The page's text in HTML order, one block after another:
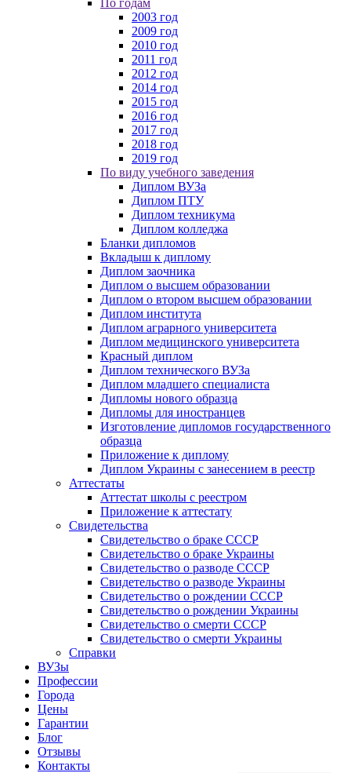
По годам
2003 год
2009 год
2010 год
2011 год
2012 год
2014 год
2015 год
2016 год
2017 год
2018 год
2019 год
По виду учебного заведения
Диплом ВУЗа
Диплом ПТУ
Диплом техникума
Диплом колледжа
Бланки дипломов
Вкладыш к диплому
Диплом заочника
Диплом о высшем образовании
Диплом о втором высшем образовании
Диплом института
Диплом аграрного университета
Диплом медицинского университета
Красный диплом
Диплом технического ВУЗа
Диплом младшего специалиста
Дипломы нового образца
Дипломы для иностранцев
Изготовление дипломов государственного
образца
Приложение к диплому
Диплом Украины с занесением в реестр
Аттестаты
Аттестат школы с реестром
Приложение к аттестату
Свидетельства
Свидетельство о браке СССР
Свидетельство о браке Украины
Свидетельство о разводе СССР
Свидетельство о разводе Украины
Свидетельство о рождении СССР
Свидетельство о рождении Украины
Свидетельство о смерти СССР
Свидетельство о смерти Украины
Справки
ВУЗы
Профессии
Города
Цены
Гарантии
Блог
Отзывы
Контакты